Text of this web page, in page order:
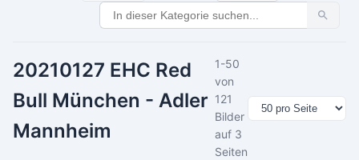
20210127 EHC Red
Bull München - Adler
Mannheim
1-50
von
121
Bilder
auf 3
Seiten